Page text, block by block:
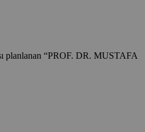
planlanan “PROF. DR. MUSTAFA